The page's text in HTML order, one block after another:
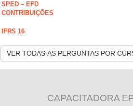
SPED – EFD
CONTRIBUIÇÕES
IFRS 16
VER TODAS AS PERGUNTAS POR
CAPACITADORA